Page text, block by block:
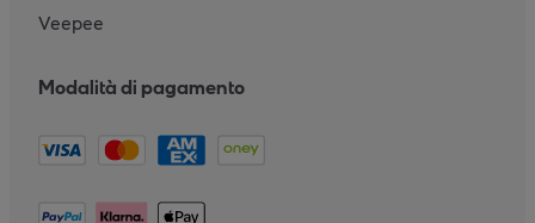
Veepee
Modalità di pagamento